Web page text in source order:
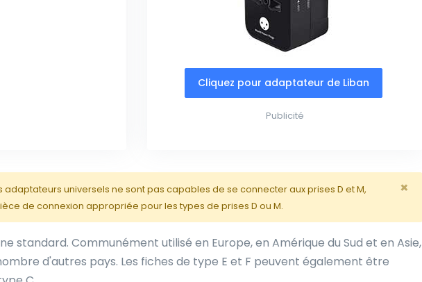
Cliquez pour adaptateur de Liban
Publicité
×
adaptateurs universels ne sont pas capables de se connecter aux prises D et M,
de connexion appropriée pour les types de prises D ou M.
standard. Communément utilisé en Europe, en Amérique du Sud et en Asie,
d'autres pays. Les fiches de type E et F peuvent également être